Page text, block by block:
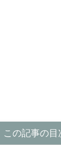
この記事の目